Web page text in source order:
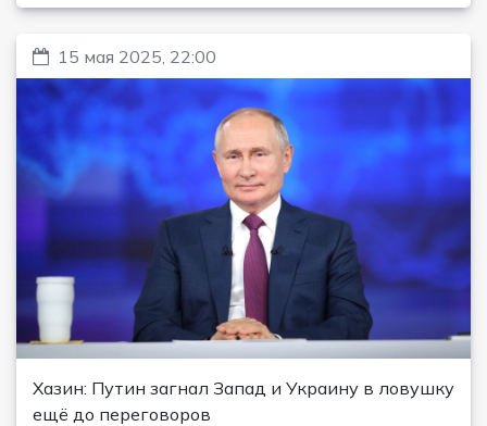
15 мая 2025, 22:00
Хазин: Путин загнал Запад и Украину в ловушку
ещё до переговоров